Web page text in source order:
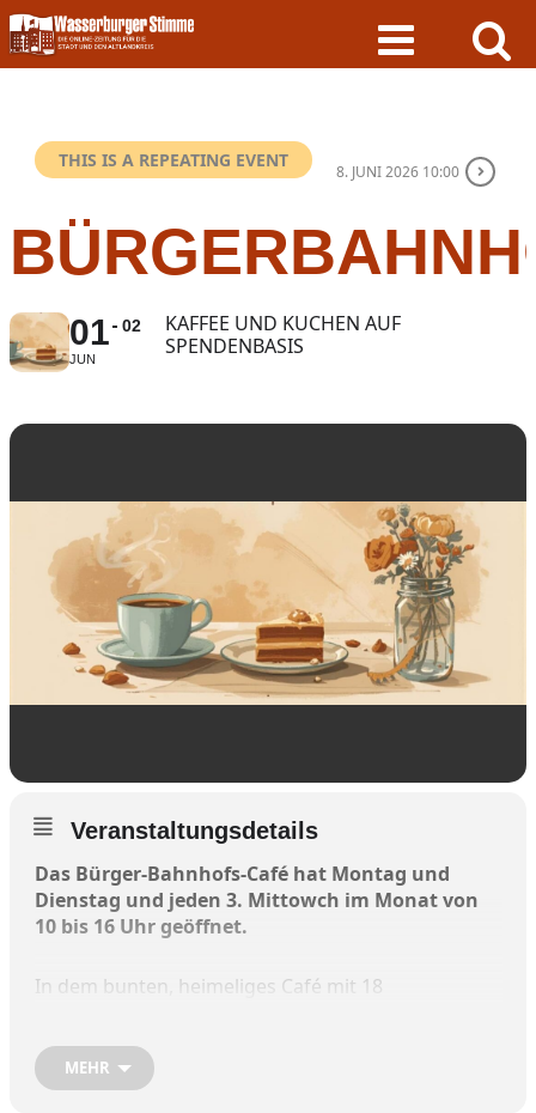
Skip
to
content
THIS IS A REPEATING EVENT
8. JUNI 2026 10:00
01
JUN
02
KAFFEE UND KUCHEN AUF
SPENDENBASIS
Veranstaltungsdetails
Das Bürger-Bahnhofs-Café hat Montag und
Dienstag und jeden 3. Mittowch im Monat von
10 bis 16 Uhr geöffnet.
In dem bunten, heimeliges Café mit 18
Aufstrich – gezahlt wird nach dem Prinzip „Gib
so viel du kannst“ auf Spendenbasis.
MEHR